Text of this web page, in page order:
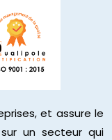
et assure le
un secteur qui